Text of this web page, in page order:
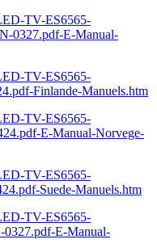
TV-ES6565-
0327.pdf-E-Manual-
TV-ES6565-
Finlande-Manuels.htm
TV-ES6565-
E-Manual-Norvege-
TV-ES6565-
Suede-Manuels.htm
TV-ES6565-
E-Manual-